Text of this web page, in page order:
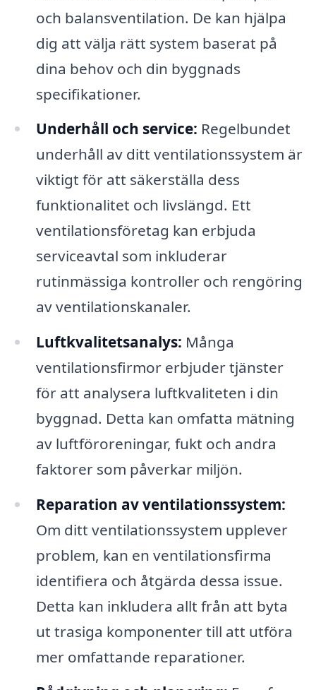
och balansventilation. De kan hjälpa
dig att välja rätt system baserat på
dina behov och din byggnads
specifikationer.
Underhåll och service: Regelbundet
underhåll av ditt ventilationssystem är
viktigt för att säkerställa dess
funktionalitet och livslängd. Ett
ventilationsföretag kan erbjuda
serviceavtal som inkluderar
rutinmässiga kontroller och rengöring
av ventilationskanaler.
Luftkvalitetsanalys: Många
ventilationsfirmor erbjuder tjänster
för att analysera luftkvaliteten i din
byggnad. Detta kan omfatta mätning
av luftföroreningar, fukt och andra
faktorer som påverkar miljön.
Reparation av ventilationssystem:
Om ditt ventilationssystem upplever
problem, kan en ventilationsfirma
identifiera och åtgärda dessa issue.
Detta kan inkludera allt från att byta
ut trasiga komponenter till att utföra
mer omfattande reparationer.